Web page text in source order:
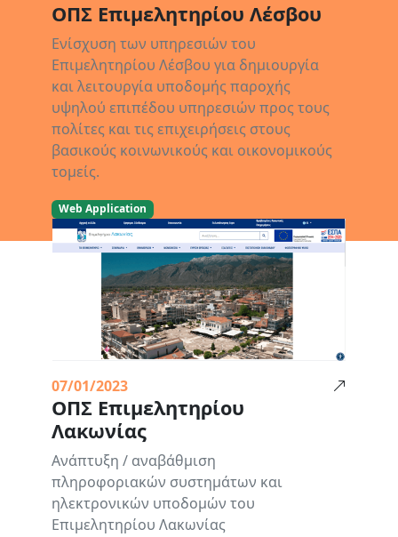
ΟΠΣ Επιμελητηρίου Λέσβου
Ενίσχυση των υπηρεσιών του
Επιμελητηρίου Λέσβου για δημιουργία
και λειτουργία υποδομής παροχής
υψηλού επιπέδου υπηρεσιών προς τους
πολίτες και τις επιχειρήσεις στους
βασικούς κοινωνικούς και οικονομικούς
τομείς.
Web Application
07/01/2023
ΟΠΣ Επιμελητηρίου
Λακωνίας
Ανάπτυξη / αναβάθμιση
πληροφοριακών συστημάτων και
ηλεκτρονικών υποδομών του
Επιμελητηρίου Λακωνίας